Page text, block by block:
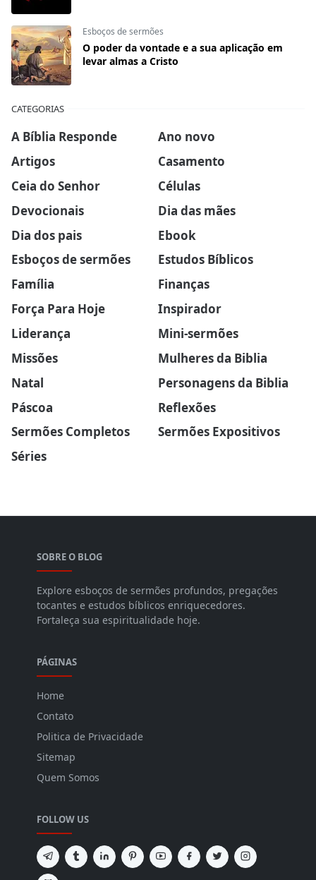
Esboços de sermões
O poder da vontade e a sua aplicação em
levar almas a Cristo
CATEGORIAS
A Bíblia Responde
Ano novo
Artigos
Casamento
Ceia do Senhor
Células
Devocionais
Dia das mães
Dia dos pais
Ebook
Esboços de sermões
Estudos Bíblicos
Família
Finanças
Força Para Hoje
Inspirador
Liderança
Mini-sermões
Missões
Mulheres da Biblia
Natal
Personagens da Biblia
Páscoa
Reflexões
Sermões Completos
Sermões Expositivos
Séries
SOBRE O BLOG
Explore esboços de sermões profundos, pregações
tocantes e estudos bíblicos enriquecedores.
Fortaleça sua espiritualidade hoje.
PÁGINAS
Home
Contato
Politica de Privacidade
Sitemap
Quem Somos
FOLLOW US